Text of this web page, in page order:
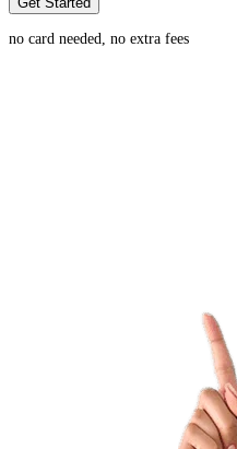
no card needed, no extra fees